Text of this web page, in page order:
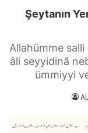
Şeytanın
Allahümme
âli seyyidinâ
ümmiyyi